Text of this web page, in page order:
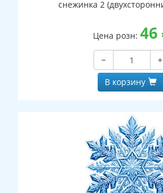
снежинка 2
Цена розн: 46
−
+
В корзину